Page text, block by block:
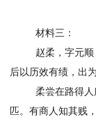
材料三：
赵柔，字元
后以历效有绩，出
柔尝在路得
匹。有商人知其贱